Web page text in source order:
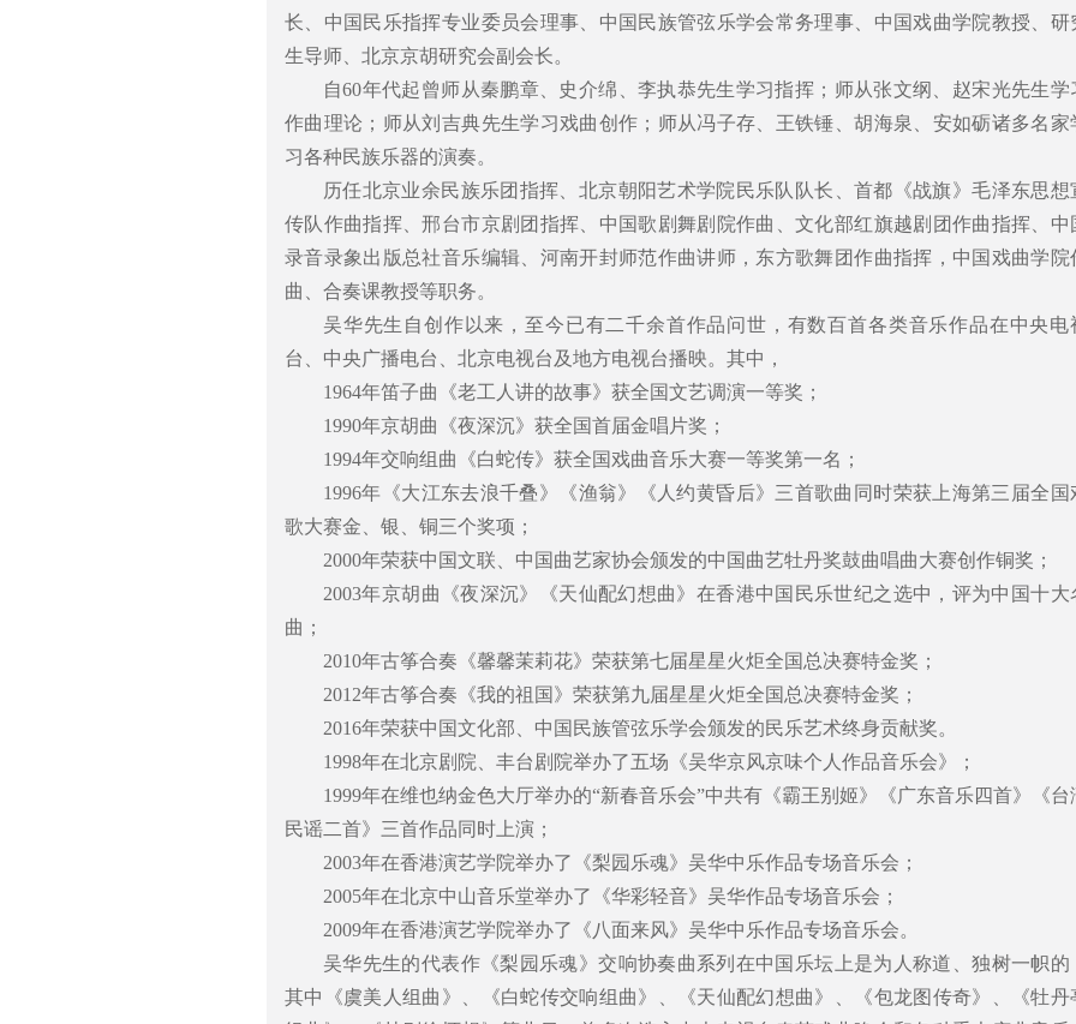
长、中国民乐指挥专业委员会理事、中国民族管弦乐学会常务理事、中国戏曲学院教授、研
生导师、北京京胡研究会副会长。
自60年代起曾师从秦鹏章、史介绵、李执恭先生学习指挥；师从张文纲、赵宋光先生学
作曲理论；师从刘吉典先生学习戏曲创作；师从冯子存、王铁锤、胡海泉、安如砺诸多名家
习各种民族乐器的演奏。
历任北京业余民族乐团指挥、北京朝阳艺术学院民乐队队长、首都《战旗》毛泽东思想
传队作曲指挥、邢台市京剧团指挥、中国歌剧舞剧院作曲、文化部红旗越剧团作曲指挥、中
录音录象出版总社音乐编辑、河南开封师范作曲讲师，东方歌舞团作曲指挥，中国戏曲学院
曲、合奏课教授等职务。
吴华先生自创作以来，至今已有二千余首作品问世，有数百首各类音乐作品在中央电
台、中央广播电台、北京电视台及地方电视台播映。其中，
1964年笛子曲《老工人讲的故事》获全国文艺调演一等奖；
1990年京胡曲《夜深沉》获全国首届金唱片奖；
1994年交响组曲《白蛇传》获全国戏曲音乐大赛一等奖第一名；
1996年《大江东去浪千叠》《渔翁》《人约黄昏后》三首歌曲同时荣获上海第三届全国
歌大赛金、银、铜三个奖项；
2000年荣获中国文联、中国曲艺家协会颁发的中国曲艺牡丹奖鼓曲唱曲大赛创作铜奖；
2003年京胡曲《夜深沉》《天仙配幻想曲》在香港中国民乐世纪之选中，评为中国十大
曲；
2010年古筝合奏《馨馨茉莉花》荣获第七届星星火炬全国总决赛特金奖；
2012年古筝合奏《我的祖国》荣获第九届星星火炬全国总决赛特金奖；
2016年荣获中国文化部、中国民族管弦乐学会颁发的民乐艺术终身贡献奖。
1998年在北京剧院、丰台剧院举办了五场《吴华京风京味个人作品音乐会》；
1999年在维也纳金色大厅举办的“新春音乐会”中共有《霸王别姬》《广东音乐四首》《台
民谣二首》三首作品同时上演；
2003年在香港演艺学院举办了《梨园乐魂》吴华中乐作品专场音乐会；
2005年在北京中山音乐堂举办了《华彩轻音》吴华作品专场音乐会；
2009年在香港演艺学院举办了《八面来风》吴华中乐作品专场音乐会。
吴华先生的代表作《梨园乐魂》交响协奏曲系列在中国乐坛上是为人称道、独树一帜的
其中《虞美人组曲》、《白蛇传交响组曲》、《天仙配幻想曲》、《包龙图传奇》、《牡丹